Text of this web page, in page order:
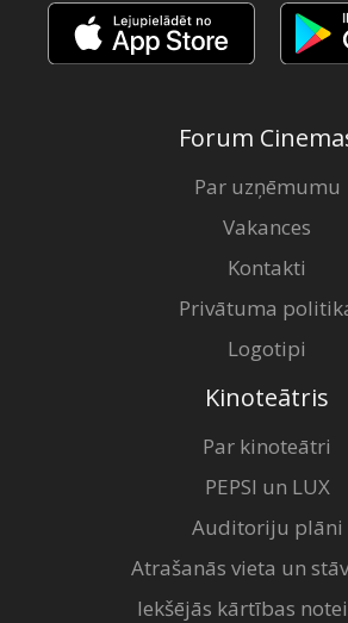
Forum
Par uzņēmumu
Vakances
Kontakti
Privātuma
Logotipi
Kinoteātris
Par kinoteātri
PEPSI un LUX
Auditoriju plāni
Atrašanās vieta un
Iekšējās kārtības